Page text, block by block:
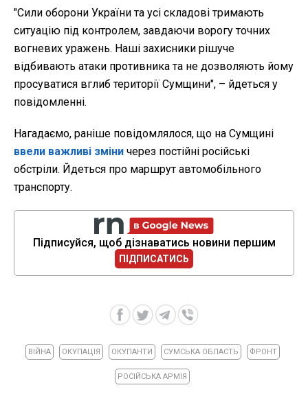
"Сили оборони України та усі складові тримають
ситуацію під контролем, завдаючи ворогу точних
вогневих уражень. Наші захисники рішуче
відбивають атаки противника та не дозволяють йому
просуватися вглиб території Сумщини", – йдеться у
повідомленні.
Нагадаємо, раніше повідомлялося, що на Сумщині
ввели важливі зміни через постійні російські
обстріли. Йдеться про маршрут автомобільного
транспорту.
Підписуйся, щоб дізнаватись новини першим
ПІДПИСАТИСЬ
ВІЙНА ОКУПАЦІЯ ОКУПАНТИ СУМСЬКА ОБЛАСТЬ ФРОНТ
РОСІЙСЬКА АРМІЯ